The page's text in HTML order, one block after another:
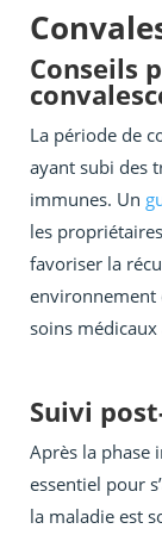
Conseils
La période de
ayant subi des
immunes. Un
les
favoriser la
environnement
soins
Suivi
Après la phase
essentiel pour
la maladie est